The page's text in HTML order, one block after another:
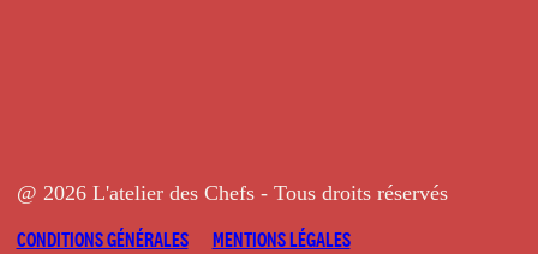
@ 2026 L'atelier des Chefs - Tous droits réservés
CONDITIONS GÉNÉRALES
MENTIONS LÉGALES